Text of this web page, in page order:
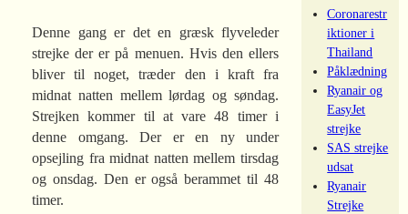
Denne gang er det en græsk flyveleder
strejke der er på menuen. Hvis den ellers
bliver til noget, træder den i kraft fra
midnat natten mellem lørdag og søndag.
Strejken kommer til at vare 48 timer i
denne omgang. Der er en ny under
opsejling fra midnat natten mellem tirsdag
og onsdag. Den er også berammet til 48
timer.
Coronarestr
iktioner i
Thailand
Påklædning
Ryanair og
EasyJet
strejke
SAS strejke
udsat
Ryanair
Strejke